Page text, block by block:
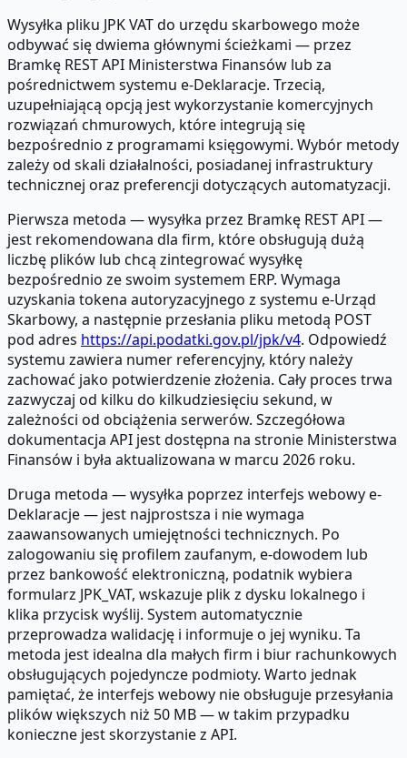
Wysyłka pliku JPK VAT do urzędu skarbowego może
odbywać się dwiema głównymi ścieżkami — przez
Bramkę REST API Ministerstwa Finansów lub za
pośrednictwem systemu e-Deklaracje. Trzecią,
uzupełniającą opcją jest wykorzystanie komercyjnych
rozwiązań chmurowych, które integrują się
bezpośrednio z programami księgowymi. Wybór metody
zależy od skali działalności, posiadanej infrastruktury
technicznej oraz preferencji dotyczących automatyzacji.
Pierwsza metoda — wysyłka przez Bramkę REST API —
jest rekomendowana dla firm, które obsługują dużą
liczbę plików lub chcą zintegrować wysyłkę
bezpośrednio ze swoim systemem ERP. Wymaga
uzyskania tokena autoryzacyjnego z systemu e-Urząd
Skarbowy, a następnie przesłania pliku metodą POST
pod adres https://api.podatki.gov.pl/jpk/v4. Odpowiedź
systemu zawiera numer referencyjny, który należy
zachować jako potwierdzenie złożenia. Cały proces trwa
zazwyczaj od kilku do kilkudziesięciu sekund, w
zależności od obciążenia serwerów. Szczegółowa
dokumentacja API jest dostępna na stronie Ministerstwa
Finansów i była aktualizowana w marcu 2026 roku.
Druga metoda — wysyłka poprzez interfejs webowy e-
Deklaracje — jest najprostsza i nie wymaga
zaawansowanych umiejętności technicznych. Po
zalogowaniu się profilem zaufanym, e-dowodem lub
przez bankowość elektroniczną, podatnik wybiera
formularz JPK_VAT, wskazuje plik z dysku lokalnego i
klika przycisk wyślij. System automatycznie
przeprowadza walidację i informuje o jej wyniku. Ta
metoda jest idealna dla małych firm i biur rachunkowych
obsługujących pojedyncze podmioty. Warto jednak
pamiętać, że interfejs webowy nie obsługuje przesyłania
plików większych niż 50 MB — w takim przypadku
konieczne jest skorzystanie z API.